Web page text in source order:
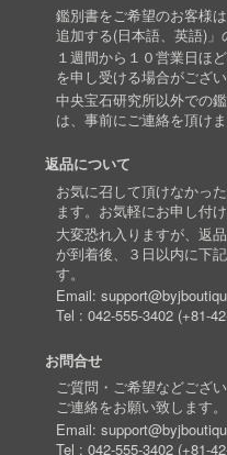
鑑別書をご希望のお客様
追加する(日本語、英語)」
１週間から１０営業日ほ
を申し受ける場合がござい
中央宝石研究所以外での
は、事前にご連絡を頂け
返品について
お気に召して頂けなかっ
ます。お気軽にお申し付
大変恐れ入りますが、返
が到着後、３日以内に下
す。
Email:
Tel : 042-555-3402(+81-
お問合せ
ご質問・ご希望などござ
ご連絡をお願い致します。
Email:
Tel : 042-555-3402(+81-